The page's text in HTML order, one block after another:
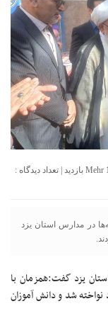
در مدارس استان یزد
یزد گفت:همزمان با
شد و دانش آموزان